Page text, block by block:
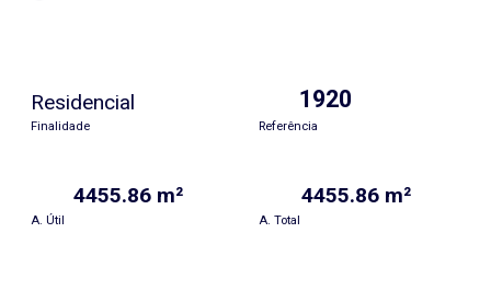
Residencial
Finalidade
1920
Referência
4455.86 m²
A. Útil
4455.86 m²
A. Total